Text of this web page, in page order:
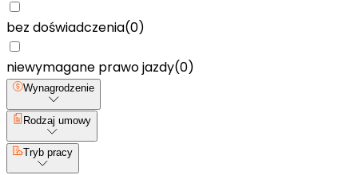
bez doświadczenia(0)
niewymagane prawo jazdy(0)
Wynagrodzenie
Rodzaj umowy
Tryb pracy